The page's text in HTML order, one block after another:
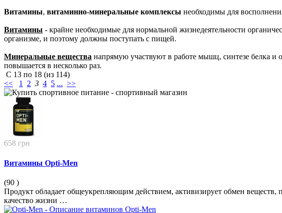
Витамины, витаминно-минеральные комплексы необходимы для
Витамины - крайне необходимые для нормальной жизнедеятельности
организме, и поэтому должны поступать с пищей.
Минеральные вещества напрямую участвуют в работе мышц, синтезе белка и
повышается в несколько раз.
С 13 по 18 (из 114)
<<
1 2 3 4 5 ... >>
658 грн
Витамины Opti-Men
(90 )
Продукт обладает общеукрепляющим действием, активизирует обмен
качество жизни …